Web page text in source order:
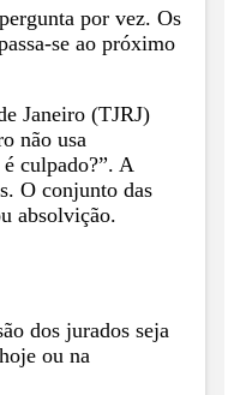
por vez. Os
se ao próximo
Janeiro (TJRJ)
não usa
culpado?”. A
O conjunto das
absolvição.
dos jurados seja
ou na